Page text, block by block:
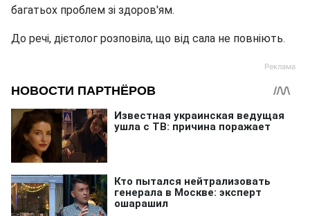
багатьох проблем зі здоров'ям.
До речі, дієтолог розповіла, що від сала не повніють.